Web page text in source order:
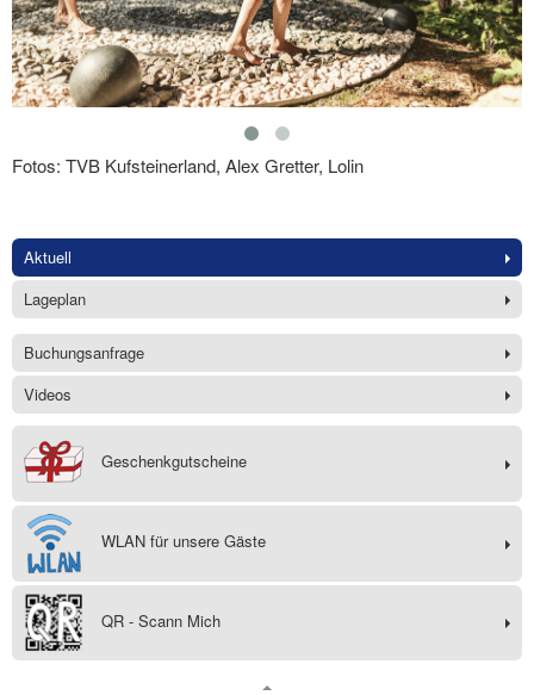
Fotos: TVB Kufsteinerland, Alex Gretter, Lolin
Aktuell
Lageplan
Buchungsanfrage
Videos
Geschenkgutscheine
WLAN für unsere Gäste
QR - Scann Mich